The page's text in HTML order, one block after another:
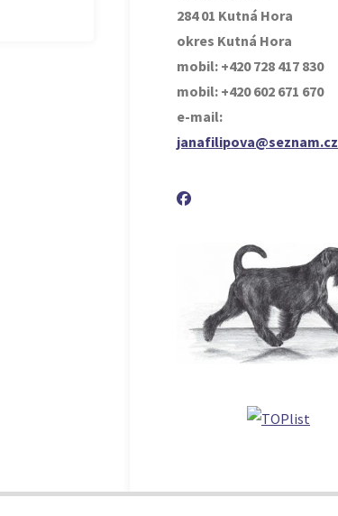
284 01 Kutná Hora
okres Kutná Hora
mobil: +420 728 417 830
mobil: +420 602 671 670
e-mail:
janafilipova@seznam.cz